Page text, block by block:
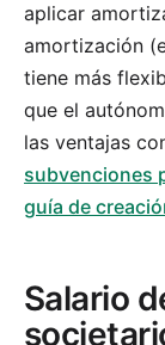
aplicar
amortización
tiene más
que el
las ventajas
subvenciones
guía de
Salario